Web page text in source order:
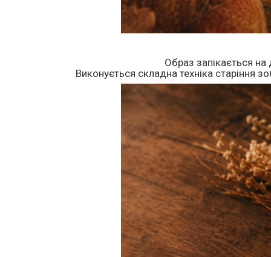
Образ запікається на
Виконується складна техніка старіння